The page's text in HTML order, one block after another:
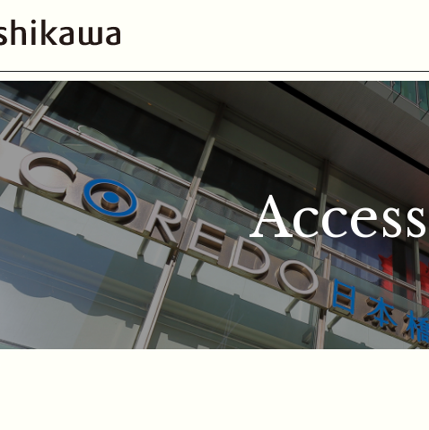
Access